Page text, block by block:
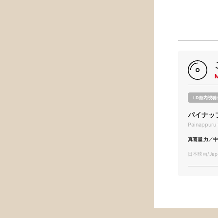
LD館内視聴
パイナッ
Painappuru
真喜屋 力／
日本映画/